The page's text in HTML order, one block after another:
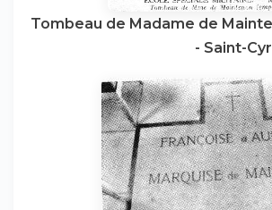
Tombeau de Madame de
- Saint-